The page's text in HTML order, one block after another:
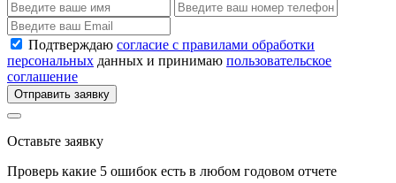
Подтверждаю согласие с правилами обработки
персональных данных и принимаю пользовательское
соглашение
Отправить заявку
Оставьте заявку
Проверь какие 5 ошибок есть в любом годовом отчете